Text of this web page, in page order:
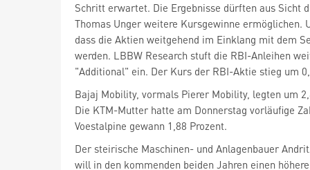
Schritt erwartet. Die Ergebnisse dürften aus Sicht
Thomas Unger weitere Kursgewinne ermöglichen.
dass die Aktien weitgehend im Einklang mit dem
werden. LBBW Research stuft die RBI-Anleihen
"Additional" ein. Der Kurs der RBI-Aktie stieg um
Bajaj Mobility, vormals Pierer Mobility, legten um
Die KTM-Mutter hatte am Donnerstag vorläufige
Voestalpine gewann 1,88 Prozent.
Der steirische Maschinen- und Anlagenbauer
will in den kommenden beiden Jahren einen